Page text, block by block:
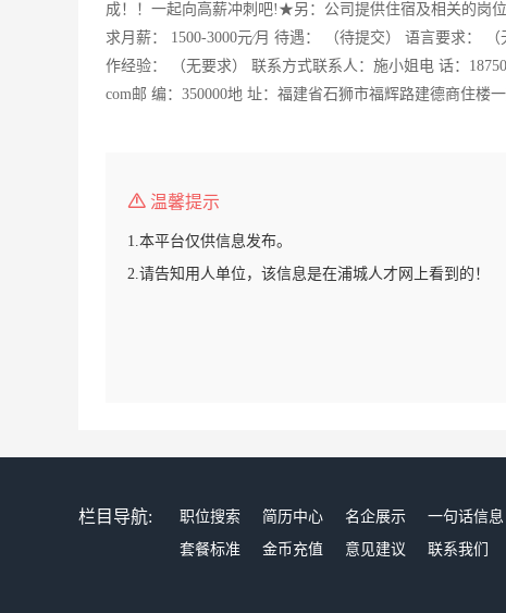
成！！一起向高薪冲刺吧!★另：公司提供住宿及相关的岗
求月薪： 1500-3000元∕月 待遇： （待提交） 语言要求：
作经验： （无要求） 联系方式联系人：施小姐电 话：
com邮 编：350000地 址：福建省石狮市福辉路建德商住楼
温馨提示
1.本平台仅供信息发布。
2.请告知用人单位，该信息是在浦城人才网上看到的！
栏目导航: 职位搜索 简历中心 名企展示 一句话信息
套餐标准
金币充值 意见建议 联系我们